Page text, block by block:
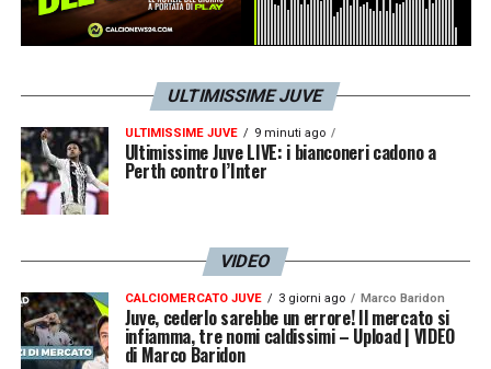
ULTIMISSIME JUVE
ULTIMISSIME JUVE 9 minuti ago
Ultimissime Juve LIVE: i bianconeri cadono a
Perth contro l’Inter
VIDEO
CALCIOMERCATO JUVE 3 giorni ago Marco Baridon
Juve, cederlo sarebbe un errore! Il mercato si
infiamma, tre nomi caldissimi – Upload | VIDEO
di Marco Baridon